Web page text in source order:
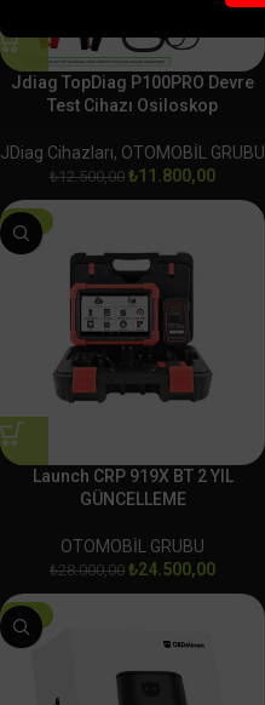
Jdiag TopDiag P100PRO Devre
Test Cihazı Osiloskop
JDiag Cihazları, OTOMOBİL GRUBU
₺12.500,00 ₺11.800,00
-13%
Launch CRP 919X BT 2 YIL
GÜNCELLEME
OTOMOBİL GRUBU
₺28.000,00 ₺24.500,00
-25%